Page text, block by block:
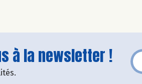
à la newsletter !